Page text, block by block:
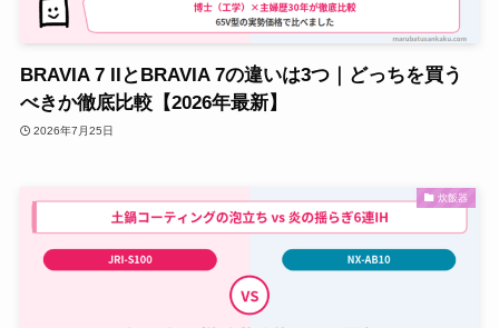
BRAVIA 7 IIとBRAVIA 7の違いは3つ｜どっちを買う
べきか徹底比較【2026年最新】
2026年7月25日
炊飯器